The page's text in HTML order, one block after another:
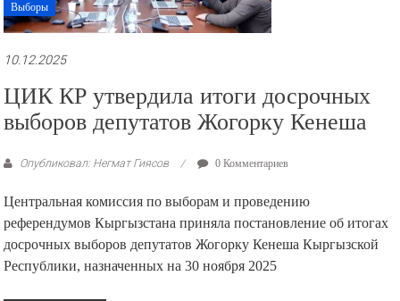
Выборы
10.12.2025
ЦИК КР утвердила итоги досрочных
выборов депутатов Жогорку Кенеша
Опубликовал: Негмат Гиясов 0 Комментариев
Центральная комиссия по выборам и проведению
референдумов Кыргызстана приняла постановление об итогах
досрочных выборов депутатов Жогорку Кенеша Кыргызской
Республики, назначенных на 30 ноября 2025